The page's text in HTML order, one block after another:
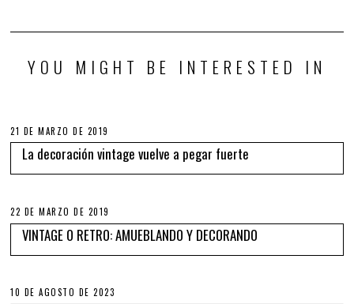
YOU MIGHT BE INTERESTED IN
21 DE MARZO DE 2019
La decoración vintage vuelve a pegar fuerte
22 DE MARZO DE 2019
VINTAGE O RETRO: AMUEBLANDO Y DECORANDO
10 DE AGOSTO DE 2023